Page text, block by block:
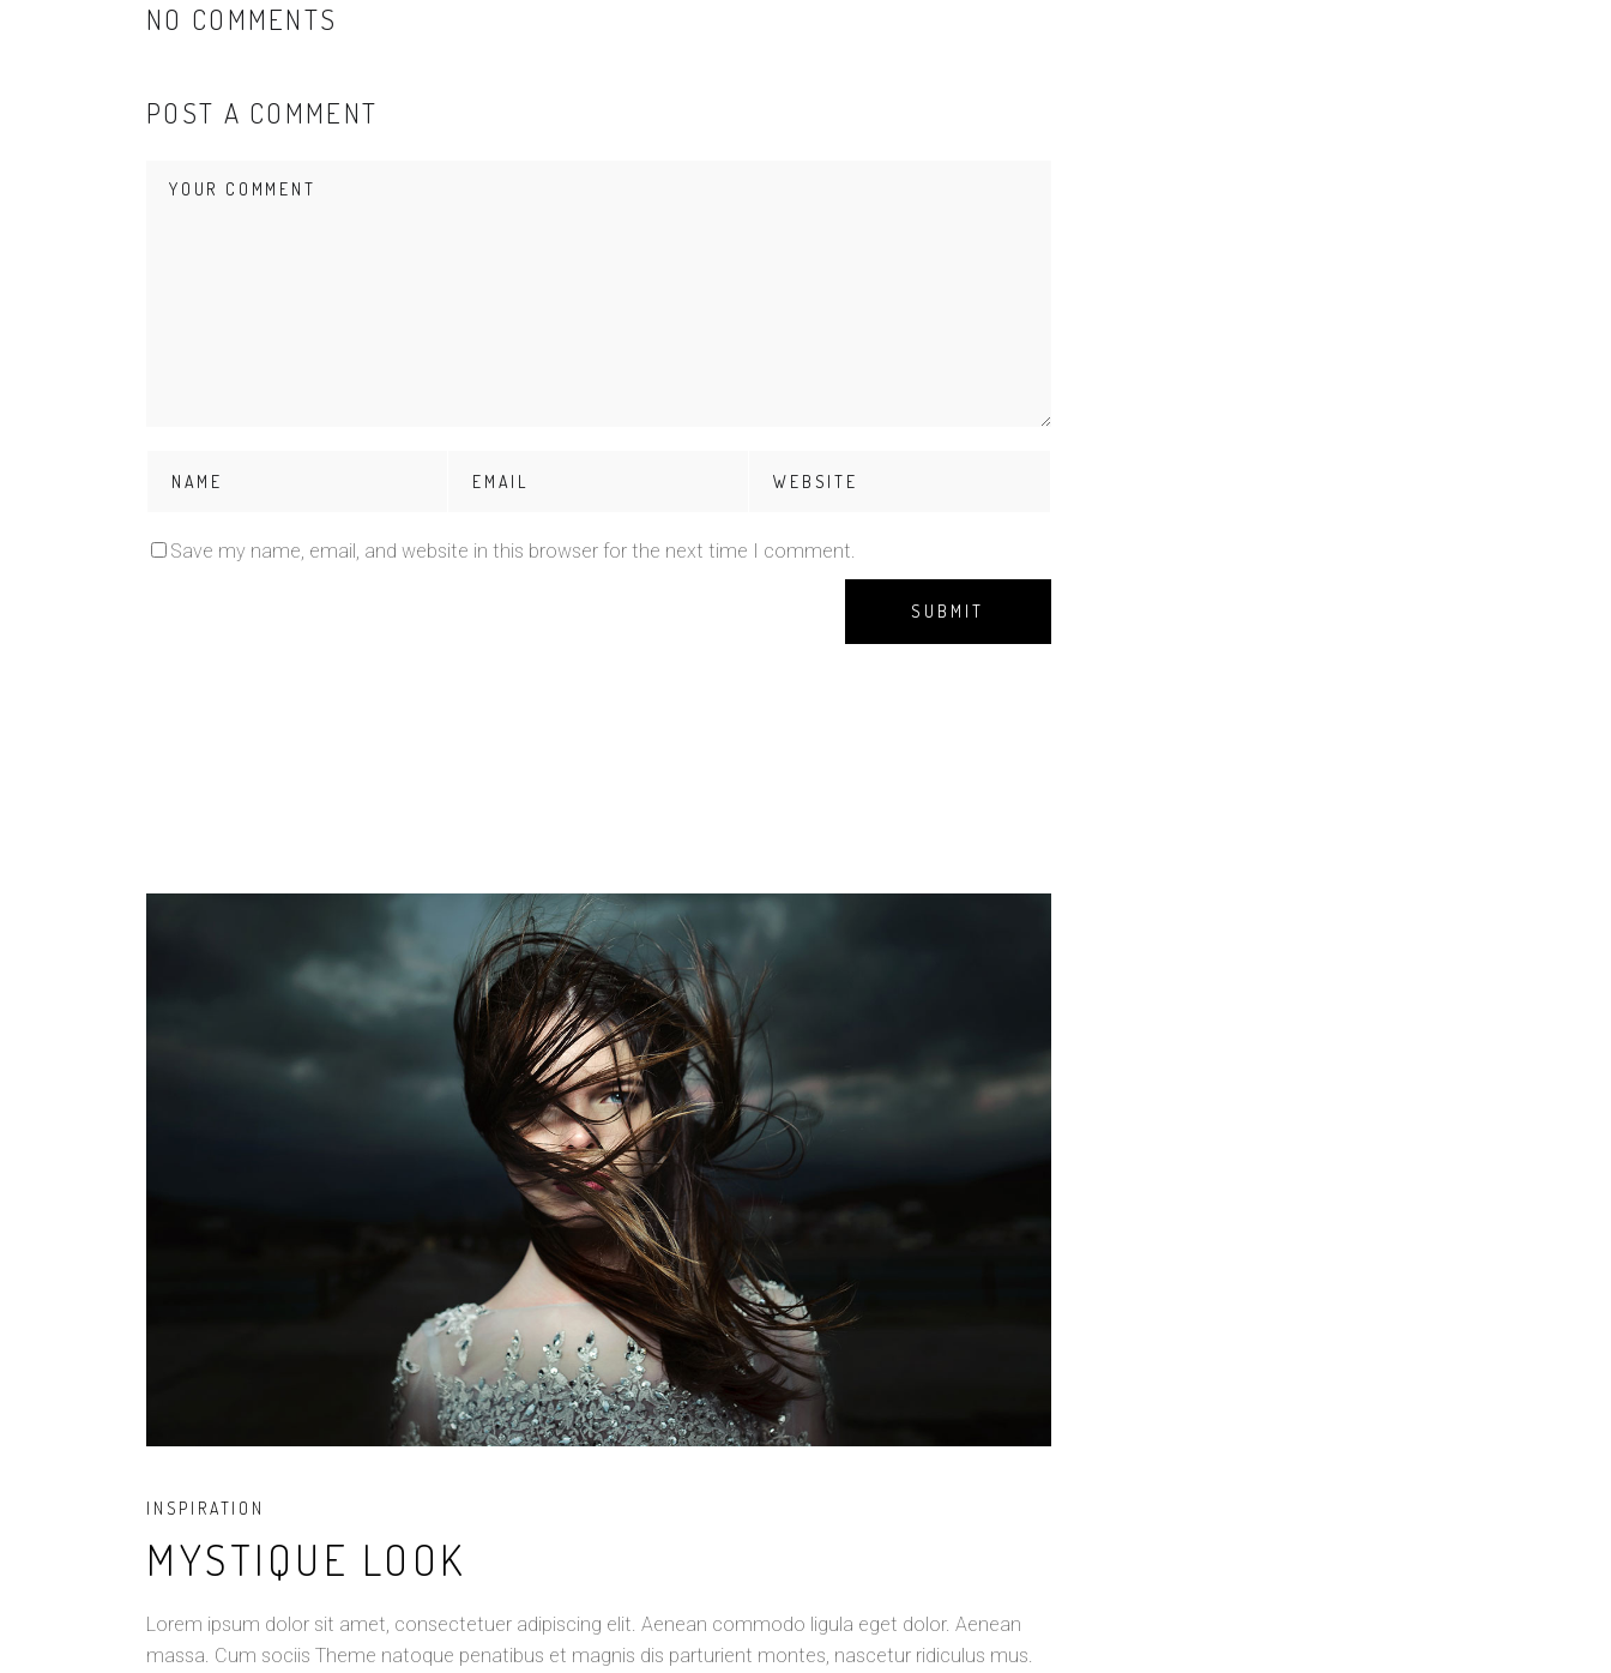
NO COMMENTS
POST A COMMENT
Save my name, email, and website in this browser for the next time I comment.
INSPIRATION
MYSTIQUE LOOK
Lorem ipsum dolor sit amet, consectetuer adipiscing elit. Aenean commodo ligula eget dolor. Aenean
massa. Cum sociis Theme natoque penatibus et magnis dis parturient montes, nascetur ridiculus mus.